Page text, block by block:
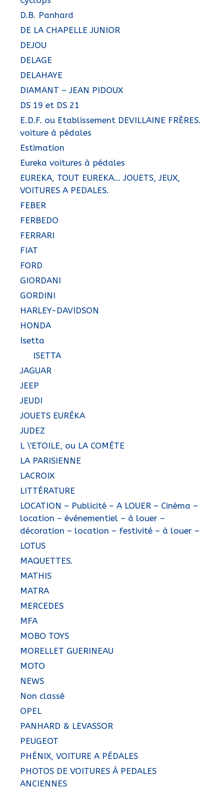
D.B. Panhard
DE LA CHAPELLE JUNIOR
DEJOU
DELAGE
DELAHAYE
DIAMANT – JEAN PIDOUX
DS 19 et DS 21
E.D.F. ou Etablissement DEVILLAINE FRÈRES.
voiture à pédales
Estimation
Eureka voitures à pédales
EUREKA, TOUT EUREKA… JOUETS, JEUX,
VOITURES A PEDALES.
FEBER
FERBEDO
FERRARI
FIAT
FORD
GIORDANI
GORDINI
HARLEY-DAVIDSON
HONDA
Isetta
ISETTA
JAGUAR
JEEP
JEUDI
JOUETS EURÉKA
JUDEZ
L \'ETOILE, ou LA COMÉTE
LA PARISIENNE
LACROIX
LITTÉRATURE
LOCATION – Publicité – A LOUER – Cinéma –
location – événementiel – à louer –
décoration – location – festivité – à louer –
LOTUS
MAQUETTES.
MATHIS
MATRA
MERCEDES
MFA
MOBO TOYS
MORELLET GUERINEAU
MOTO
NEWS
Non classé
OPEL
PANHARD & LEVASSOR
PEUGEOT
PHÉNIX, VOITURE A PÉDALES
PHOTOS DE VOITURES À PEDALES
ANCIENNES